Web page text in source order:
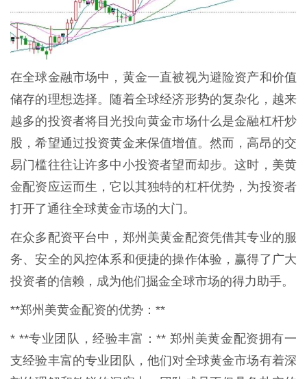
在全球金融市场中，黄金一直被视为避险资产和价值
储存的理想选择。随着全球经济形势的复杂化，越来
越多的投资者将目光投向黄金市场什么是金融杠杆炒
股，希望通过投资黄金来保值增值。然而，高昂的交
易门槛往往让许多中小投资者望而却步。这时，美黄
金配资应运而生，它以其独特的杠杆优势，为投资者
打开了通往全球黄金市场的大门。
在众多配资平台中，郑州美黄金配资凭借其专业的服
务、安全的风控体系和便捷的操作体验，赢得了广大
投资者的信赖，成为他们掘金全球市场的得力助手。
**郑州美黄金配资的优势：**
* **专业团队，经验丰富：** 郑州美黄金配资拥有一
支经验丰富的专业团队，他们对全球黄金市场有着深